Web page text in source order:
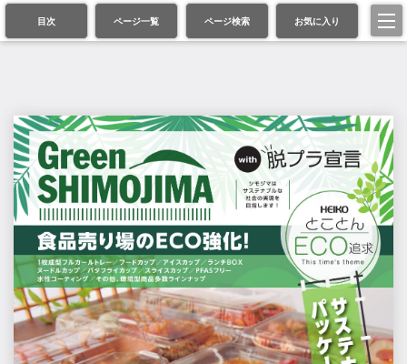
目次 ページ一覧 ページ検索 お気に入り